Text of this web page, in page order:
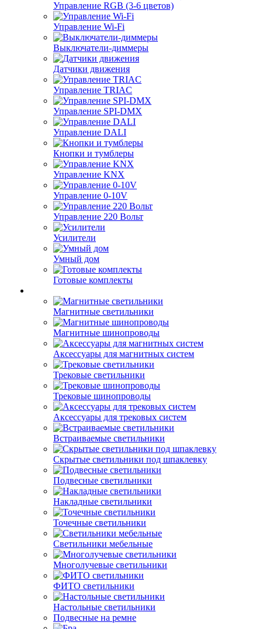
Управление RGB (3-6 цветов)
Управление Wi-Fi
Выключатели-диммеры
Датчики движения
Управление TRIAC
Управление SPI-DMX
Управление DALI
Кнопки и тумблеры
Управление KNX
Управление 0-10V
Управление 220 Вольт
Усилители
Умный дом
Готовые комплекты
Магнитные светильники
Магнитные шинопроводы
Аксессуары для магнитных систем
Трековые светильники
Трековые шинопроводы
Аксессуары для трековых систем
Встраиваемые светильники
Скрытые светильники под шпаклевку
Подвесные светильники
Накладные светильники
Точечные светильники
Светильники мебельные
Многолучевые светильники
ФИТО светильники
Настольные светильники
Подвесные на ремне